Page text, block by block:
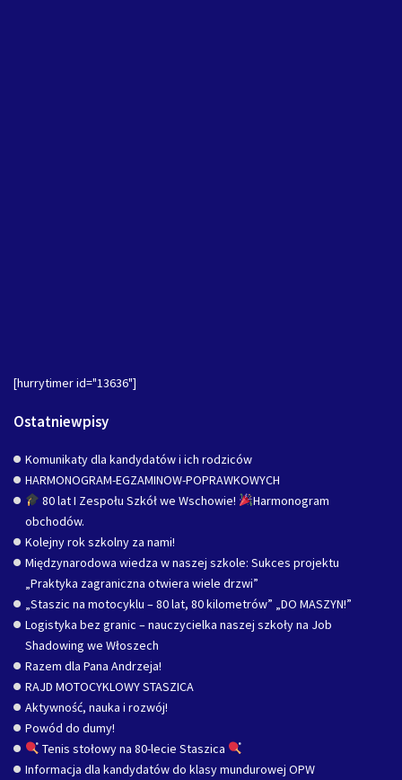
[hurrytimer id="13636"]
Ostatniewpisy
Komunikaty dla kandydatów i ich rodziców
HARMONOGRAM-EGZAMINOW-POPRAWKOWYCH
80 lat I Zespołu Szkół we Wschowie!
Harmonogram
obchodów.
Kolejny rok szkolny za nami!
Międzynarodowa wiedza w naszej szkole: Sukces projektu
„Praktyka zagraniczna otwiera wiele drzwi”
„Staszic na motocyklu – 80 lat, 80 kilometrów” „DO MASZYN!”
Logistyka bez granic – nauczycielka naszej szkoły na Job
Shadowing we Włoszech
Razem dla Pana Andrzeja!
RAJD MOTOCYKLOWY STASZICA
Aktywność, nauka i rozwój!
Powód do dumy!
Tenis stołowy na 80-lecie Staszica
Informacja dla kandydatów do klasy mundurowej OPW